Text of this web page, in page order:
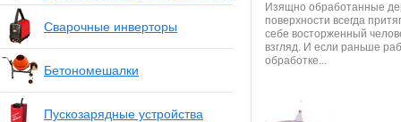
Сварочные инверторы
Бетономешалки
Пускозарядные устройства
Изящно обработанные
поверхности всегда
себе восторженный
взгляд. И если раньше
обработке...